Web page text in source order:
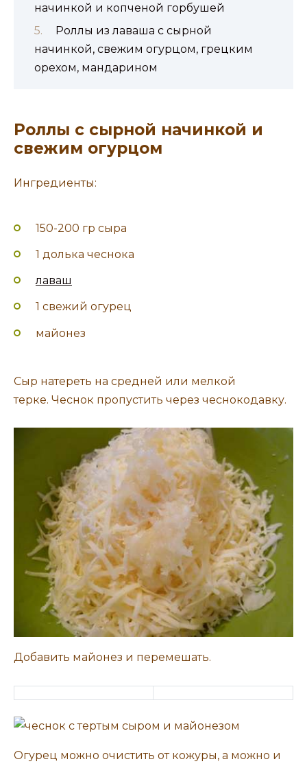
начинкой и копченой горбушей
Роллы из лаваша с сырной
начинкой, свежим огурцом, грецким
орехом, мандарином
Роллы с сырной начинкой и
свежим огурцом
Ингредиенты:
150-200 гр сыра
1 долька чеснока
лаваш
1 свежий огурец
майонез
Сыр натереть на средней или мелкой
терке. Чеснок пропустить через чеснокодавку.
Добавить майонез и перемешать.
Огурец можно очистить от кожуры, а можно и